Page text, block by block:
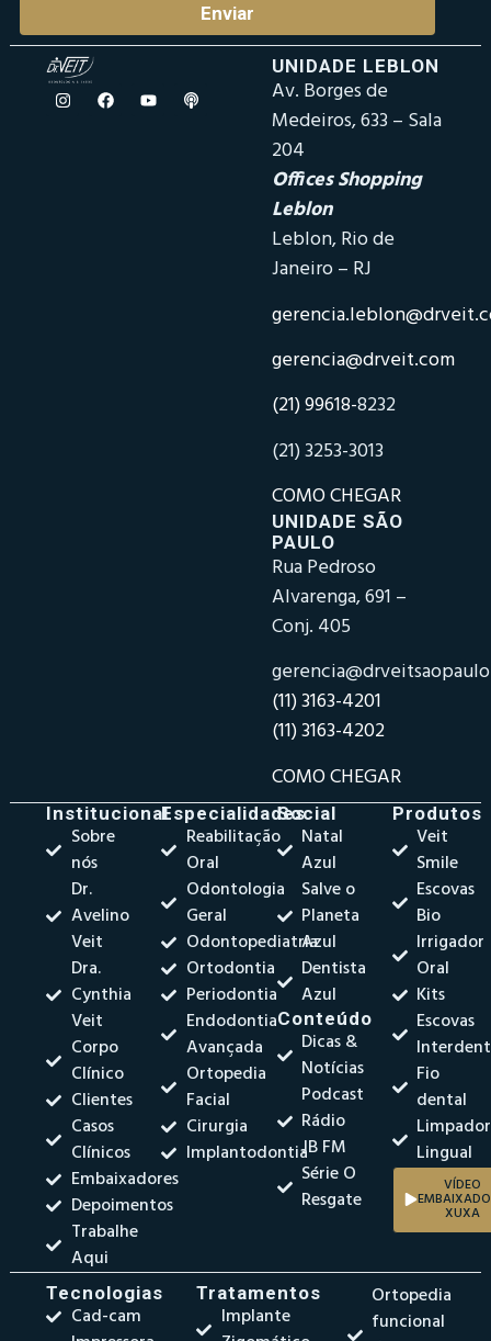
Enviar
UNIDADE LEBLON
Av. Borges de
Medeiros, 633 – Sala
204
Offices Shopping
Leblon
Leblon, Rio de
Janeiro – RJ
gerencia@drveit.com
(21) 99618-8232
(21) 3253-3013
COMO CHEGAR
UNIDADE SÃO
PAULO
Rua Pedroso
Alvarenga, 691 –
Conj. 405
(11) 3163-4201
(11) 3163-4202
COMO CHEGAR
Institucional
Sobre
nós
Dr.
Avelino
Veit
Dra.
Cynthia
Veit
Corpo
Clínico
Clientes
Casos
Clínicos
Embaixadores
Depoimentos
Trabalhe
Aqui
Especialidades
Reabilitação
Oral
Odontologia
Geral
Odontopediatria
Ortodontia
Periodontia
Endodontia
Avançada
Ortopedia
Facial
Cirurgia
Implantodontia
Social
Natal
Azul
Salve o
Planeta
Azul
Dentista
Azul
Conteúdo
Dicas &
Notícias
Podcast
Rádio
JB FM
Série O
Resgate
Produtos
Veit
Smile
Escovas
Bio
Irrigador
Oral
Kits
Escovas
Fio
dental
Limpador
Lingual
VÍDEO
XUXA
Tecnologias
Cad-cam
Tratamentos
Implante
Ortopedia
funcional